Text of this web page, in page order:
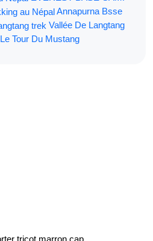
Annapurna Bsse
Vallée De Langtang
Le Tour Du Mustang